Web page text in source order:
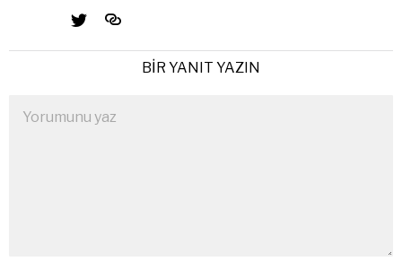
BIR YANIT YAZIN